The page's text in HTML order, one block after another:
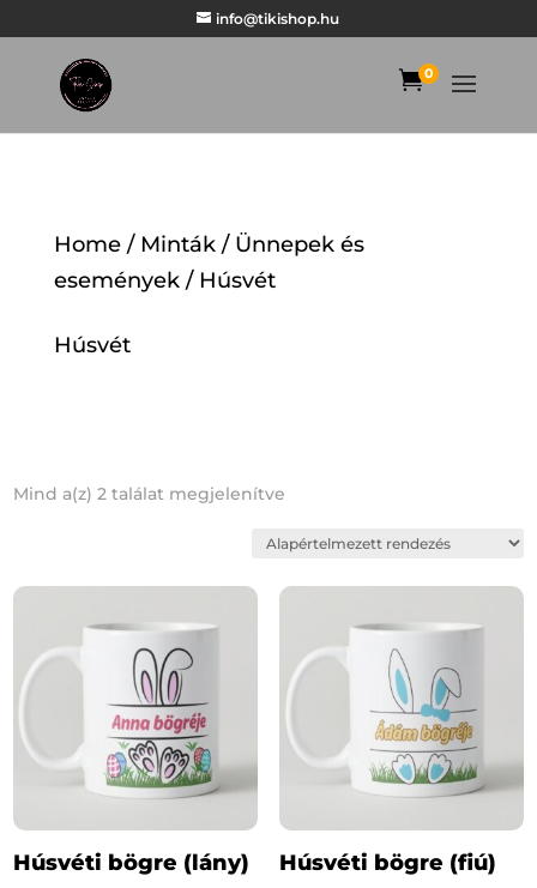
info@tikishop.hu
0
Home/ Minták/ Ünnepek és
események/ Húsvét
Húsvét
Mind a(z) 2 találat megjelenítve
Húsvéti bögre (lány) Húsvéti bögre (fiú)